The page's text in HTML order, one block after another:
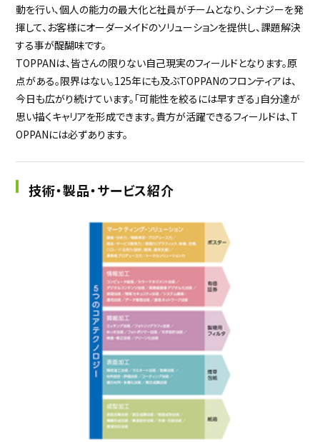
動を行い、個人の能力の最大化と社員がチームとなり、シナジーを発
揮して、お客様にオーダーメイドのソリューションを提供し、課題解決
する事が醍醐味です。
TOPPANは、皆さんの限りない自己現実のフィールドとなります。原
点がある。限界はない。125年にも及ぶTOPPANのフロンティアは、
今日も広がり続けています。「可能性を絞るには早すぎる」自分達が
思い描くキャリアを形成できます。貴方が活躍できるフィールドは、T
OPPANには必ずあります。
技術・製品・サービス紹介